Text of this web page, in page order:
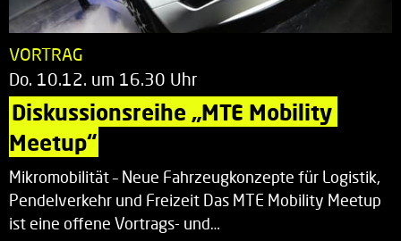
VORTRAG
Do. 10.12. um 16.30 Uhr
Diskussionsreihe „MTE Mobility
Meetup“
Mikromobilität – Neue Fahrzeugkonzepte für Logistik,
Pendelverkehr und Freizeit Das MTE Mobility Meetup
ist eine offene Vortrags- und…